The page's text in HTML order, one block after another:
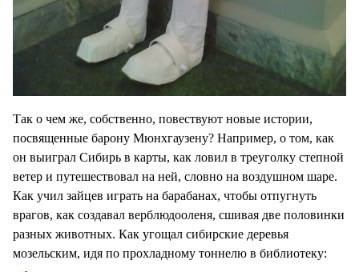
Так о чем же, собственно, повествуют новые истории,
посвященные барону Мюнхгаузену? Например, о том, как
он выиграл Сибирь в карты, как ловил в треуголку степной
ветер и путешествовал на ней, словно на воздушном шаре.
Как учил зайцев играть на барабанах, чтобы отпугнуть
врагов, как создавал верблюдооленя, сшивая две половинки
разных животных. Как угощал сибирские деревья
мозельским, идя по прохладному тоннелю в библиотеку: